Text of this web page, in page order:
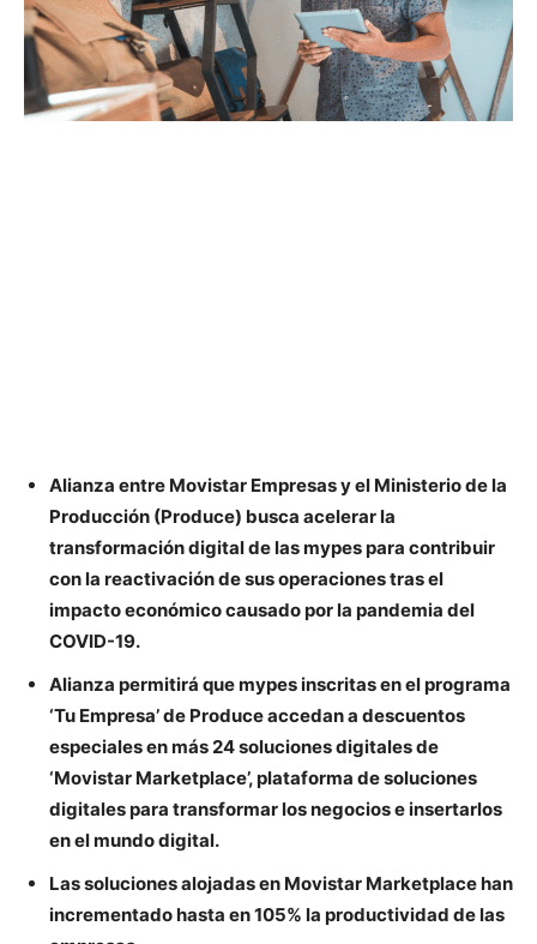
Alianza entre Movistar Empresas y el Ministerio de la
Producción (Produce) busca acelerar la
transformación digital de las mypes para contribuir
con la reactivación de sus operaciones tras el
impacto económico causado por la pandemia del
COVID-19.
Alianza permitirá que mypes inscritas en el programa
‘Tu Empresa’ de Produce accedan a descuentos
especiales en más 24 soluciones digitales de
‘Movistar Marketplace’, plataforma de soluciones
digitales para transformar los negocios e insertarlos
en el mundo digital.
Las soluciones alojadas en Movistar Marketplace han
incrementado hasta en 105% la productividad de las